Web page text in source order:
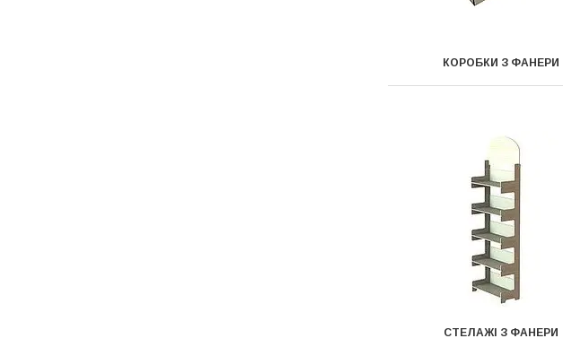
КОРОБКИ З ФАНЕРИ
СТЕЛАЖІ З ФАНЕРИ